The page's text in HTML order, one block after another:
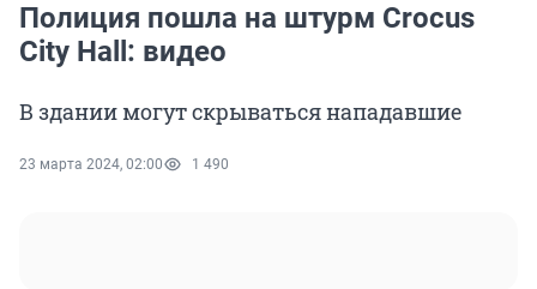
Полиция пошла на штурм Crocus
City Hall: видео
В здании могут скрываться нападавшие
23 марта 2024, 02:00 1 490